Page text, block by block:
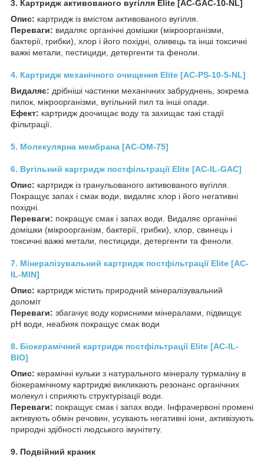
3. Картридж активованого вугілля Elite [AC-GAC-10-NL]
Опис: картридж із вмістом активованого вугілля.
Переваги: видаляє органічні домішки (мікроорганізми,
бактерії, грибки), хлор і його похідні, оливець та інші токсичні
важкі метали, пестициди, детергенти та феноли.
4. Картридж механічного очищення Elite [AC-PS-10-5-NL]
Видаляє: дрібніші частинки механічних забруднень, зокрема
пилок, мікроорганізми, вугільний пил та інші опади.
Ефект: картридж доочищає воду та захищає такі стадії
фільтрації.
5. Молекулярна мембрана [AC-OM-75]
6. Вугільний картридж постфільтрації Elite [AC-IL-GAC]
Опис: картридж із гранульованого активованого вугілля.
Покращує запах і смак води, видаляє хлор і його негативні
похідні.
Переваги: покращує смак і запах води. Видаляє органічні
домішки (мікроорганізм, бактерії, грибки), хлор, свинець і
токсичні важкі метали, пестициди, детергенти та феноли.
7. Мінералізувальний картридж постфільтрації Elite [AC-
IL-MIN]
Опис: картридж містить природний мінералізувальний
доломіт
Переваги: збагачує воду корисними мінералами, підвищує
pH води, неабияк покращує смак води
8. Біокерамічний картридж постфільтрації Elite [AC-IL-
BIO]
Опис: керамічні кульки з натурального мінералу турмаліну в
біокерамічному картриджі викликають резонанс органічних
молекул і сприяють структурізації води.
Переваги: покращує смак і запах води. Інфрачервоні промені
активують обмін речовин, усувають негативні іони, активізують
природні здібності людського імунітету.
9. Подвійний краник